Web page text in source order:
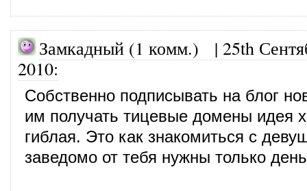
Замкадный (1 комм.) | 25th
2010:
Собственно подписывать на блог
им получать тицевые домены идея
гиблая. Это как знакомиться с
заведомо от тебя нужны только